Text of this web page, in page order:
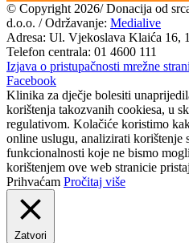
© Copyright 2026/ Donacija od
d.o.o. / Održavanje: Medialive
Adresa: Ul. Vjekoslava Klaića 16,
Telefon centrala: 01 4600 111
Izjava o pristupačnosti mrežne
Facebook
Klinika za dječje bolesiti
korištenja takozvanih cookiesa, u
regulativom. Kolačiće koristimo
online uslugu, analizirati korištenje
funkcionalnosti koje ne bismo
korištenjem ove web stranicie
Prihvaćam Pročitaj više
Zatvori